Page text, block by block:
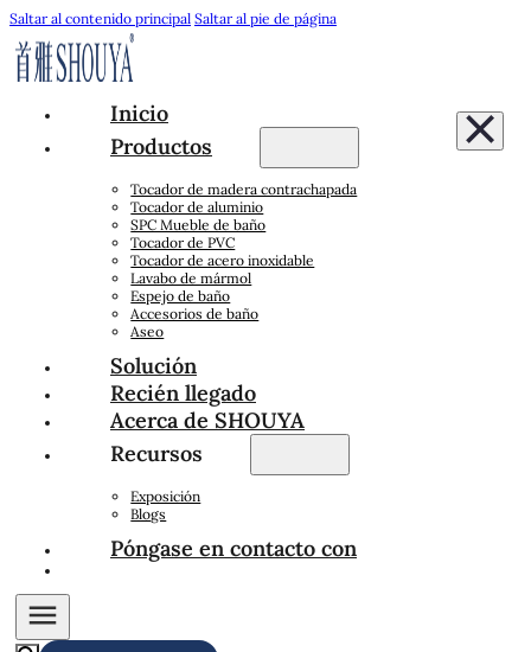
Saltar al contenido principal Saltar al pie de página
Inicio
Productos
Tocador de madera contrachapada
Tocador de aluminio
SPC Mueble de baño
Tocador de PVC
Tocador de acero inoxidable
Lavabo de mármol
Espejo de baño
Accesorios de baño
Aseo
Solución
Recién llegado
Acerca de SHOUYA
Recursos
Exposición
Blogs
Póngase en contacto con